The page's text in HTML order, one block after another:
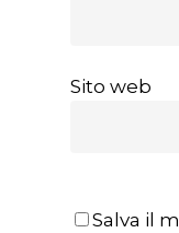
Sito web
Salva il